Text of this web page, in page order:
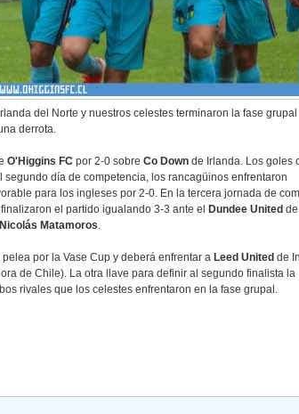
del Norte y nuestros celestes terminaron la fase grupal
derrota.
O'Higgins FC por 2-0 sobre Co Down de Irlanda. Los goles
segundo día de competencia, los rancagüinos enfrentaron
para los ingleses por 2-0. En la tercera jornada de
finalizaron el partido igualando 3-3 ante el Dundee United
Nicolás Matamoros.
por la Vase Cup y deberá enfrentar a Leed United de
de Chile). La otra llave para definir al segundo finalista la
rivales que los celestes enfrentaron en la fase grupal.